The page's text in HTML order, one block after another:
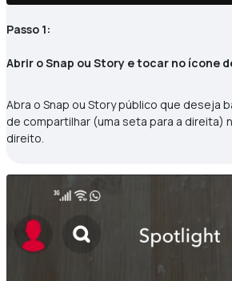
Passo 1:
Abrir o Snap ou Story e tocar no ícone
Abra o Snap ou Story público que deseja
de compartilhar (uma seta para a direita)
direito.